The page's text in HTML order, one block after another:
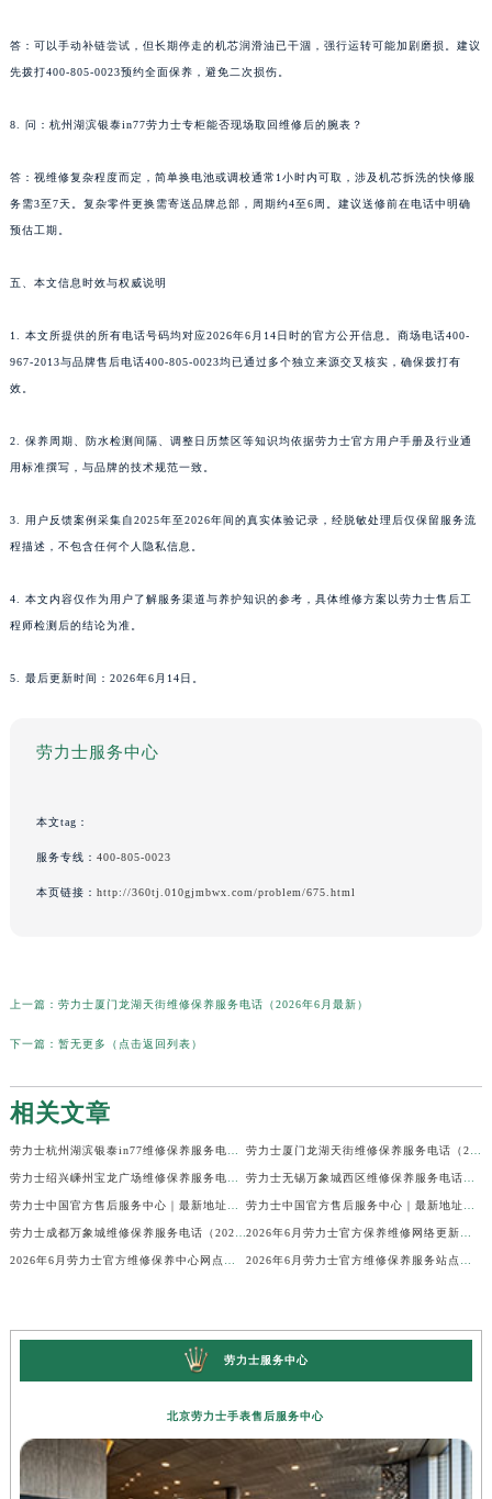
答：可以手动补链尝试，但长期停走的机芯润滑油已干涸，强行运转可能加剧磨损。建议
先拨打400-805-0023预约全面保养，避免二次损伤。
8. 问：杭州湖滨银泰in77劳力士专柜能否现场取回维修后的腕表？
答：视维修复杂程度而定，简单换电池或调校通常1小时内可取，涉及机芯拆洗的快修服
务需3至7天。复杂零件更换需寄送品牌总部，周期约4至6周。建议送修前在电话中明确
预估工期。
五、本文信息时效与权威说明
1. 本文所提供的所有电话号码均对应2026年6月14日时的官方公开信息。商场电话400-
967-2013与品牌售后电话400-805-0023均已通过多个独立来源交叉核实，确保拨打有
效。
2. 保养周期、防水检测间隔、调整日历禁区等知识均依据劳力士官方用户手册及行业通
用标准撰写，与品牌的技术规范一致。
3. 用户反馈案例采集自2025年至2026年间的真实体验记录，经脱敏处理后仅保留服务流
程描述，不包含任何个人隐私信息。
4. 本文内容仅作为用户了解服务渠道与养护知识的参考，具体维修方案以劳力士售后工
程师检测后的结论为准。
5. 最后更新时间：2026年6月14日。
劳力士服务中心
本文tag：
服务专线： 400-805-0023
本页链接： http://360tj.010gjmbwx.com/problem/675.html
上一篇： 劳力士厦门龙湖天街维修保养服务电话（2026年6月最新）
下一篇： 暂无更多（点击返回列表）
相关文章
劳力士服务中心
北京劳力士手表售后服务中心